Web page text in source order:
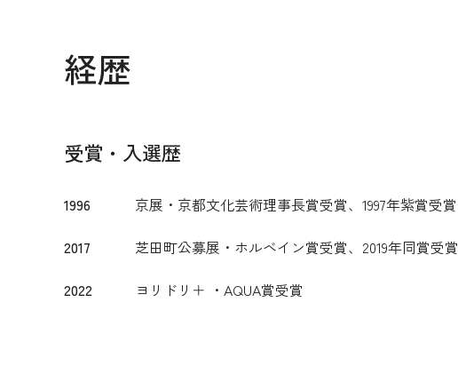
経歴
受賞・入選歴
1996
京展・京都文化芸術理事長賞受賞、1997年紫賞受賞
2017
芝田町公募展・ホルベイン賞受賞、2019年同賞受賞
2022
ヨリドリ＋ ・AQUA賞受賞